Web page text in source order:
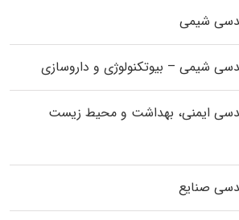
شیمی
شیمی – بیوتکنولوژی و داروسازی
ایمنی، بهداشت و محیط زیست
صنایع